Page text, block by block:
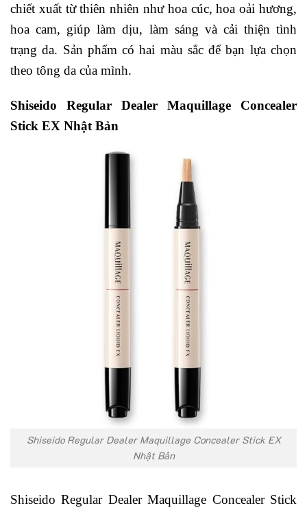
chiết xuất từ thiên nhiên như hoa cúc, hoa oải hương,
hoa cam, giúp làm dịu, làm sáng và cải thiện tình
trạng da. Sản phẩm có hai màu sắc để bạn lựa chọn
theo tông da của mình.
Shiseido Regular Dealer Maquillage Concealer
Stick EX Nhật Bản
Shiseido Regular Dealer Maquillage Concealer Stick EX
Nhật Bản
Shiseido Regular Dealer Maquillage Concealer Stick